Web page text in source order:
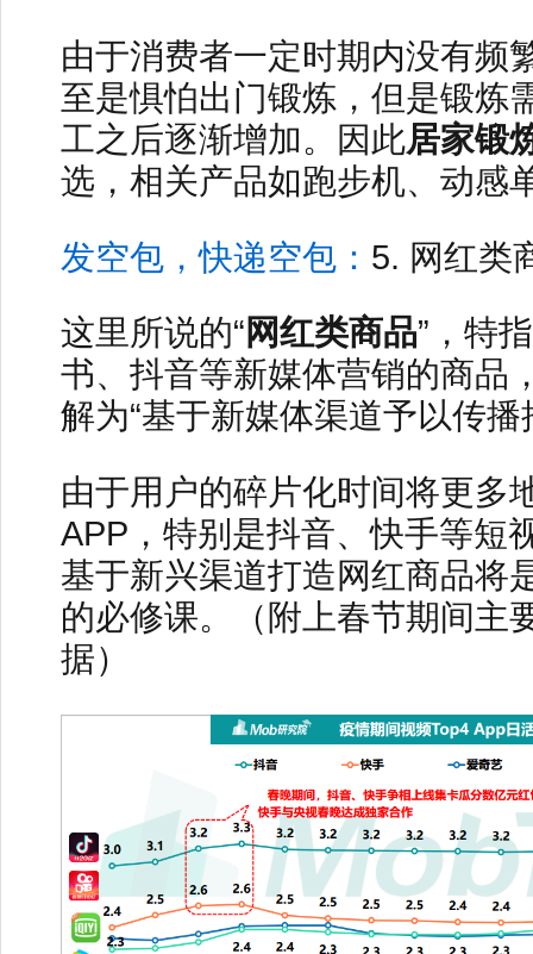
由于消费者一定时期内没有频
至是惧怕出门锻炼，但是锻炼
工之后逐渐增加。因此居家锻
选，相关产品如跑步机、动感
发空包，快递空包： 5. 网红类
这里所说的“网红类商品”，特
书、抖音等新媒体营销的商品
解为“基于新媒体渠道予以传播
由于用户的碎片化时间将更多
APP，特别是抖音、快手等短
基于新兴渠道打造网红商品将
的必修课。（附上春节期间主
据）